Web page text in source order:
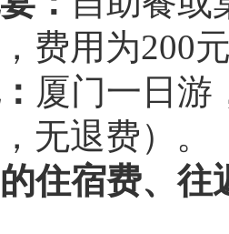
费用为200
厦门一日游
无退费）。
住宿费、往